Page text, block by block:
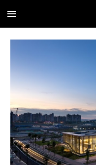
Skip to main content